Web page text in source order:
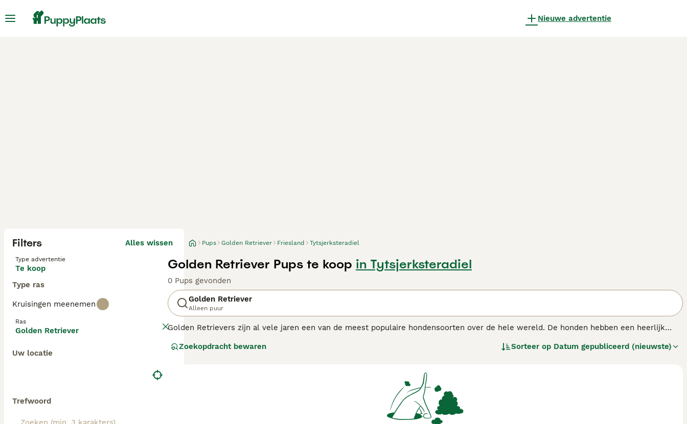
Nieuwe advertentie
Filters Alles wissen
Type advertentie
Te koop
Type ras
Kruisingen meenemen
Ras
Golden Retriever
Uw locatie
Trefwoord
Pups Golden Retriever Friesland Tytsjerksteradiel
Golden Retriever Pups te koop in Tytsjerksteradiel
0 Pups gevonden
Golden Retriever
Alleen puur
Golden Retrievers zijn al vele jaren een van de meest populaire hondensoorten over de hele wereld. De honden hebben een heerlijk
oorspronkelijk gefokt om "wild" te apporteren, en veel Golden Retrievers worden nog steeds in het "veld" gezien omdat ze zo hoog
voor informatie over dit hondenras.
Zoekopdracht bewaren Sorteer op Datum gepubliceerd (nieuwste)